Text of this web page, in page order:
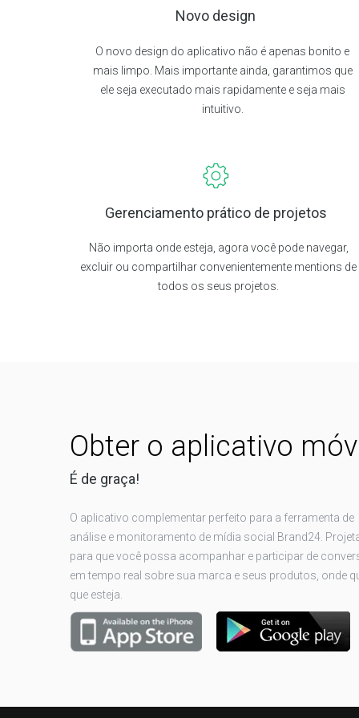
Novo design
O novo design do aplicativo não é apenas bonito e
mais limpo. Mais importante ainda, garantimos que
ele seja executado mais rapidamente e seja mais
intuitivo.
Gerenciamento prático de projetos
Não importa onde esteja, agora você pode navegar,
excluir ou compartilhar convenientemente mentions de
todos os seus projetos.
Obter o aplicativo
É de graça!
O aplicativo complementar perfeito para a ferramenta de
análise e monitoramento de mídia social Brand24.
para que você possa acompanhar e participar de
em tempo real sobre sua marca e seus produtos, onde
que esteja.